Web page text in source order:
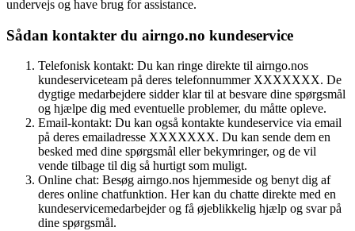
undervejs og have brug for assistance.
Sådan kontakter du airngo.no kundeservice
Telefonisk kontakt: Du kan ringe direkte til airngo.nos
kundeserviceteam på deres telefonnummer XXXXXXX. De
dygtige medarbejdere sidder klar til at besvare dine spørgsmål
og hjælpe dig med eventuelle problemer, du måtte opleve.
Email-kontakt: Du kan også kontakte kundeservice via email
på deres emailadresse XXXXXXX. Du kan sende dem en
besked med dine spørgsmål eller bekymringer, og de vil
vende tilbage til dig så hurtigt som muligt.
Online chat: Besøg airngo.nos hjemmeside og benyt dig af
deres online chatfunktion. Her kan du chatte direkte med en
kundeservicemedarbejder og få øjeblikkelig hjælp og svar på
dine spørgsmål.